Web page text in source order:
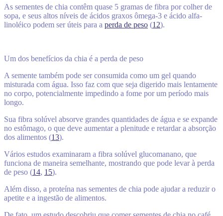
As sementes de chia contêm quase 5 gramas de fibra por colher de
sopa, e seus altos níveis de ácidos graxos ômega-3 e ácido alfa-
linoléico podem ser úteis para a perda de peso (12).
Um dos benefícios da chia é a perda de peso
A semente também pode ser consumida como um gel quando
misturada com água. Isso faz com que seja digerido mais lentamente
no corpo, potencialmente impedindo a fome por um período mais
longo.
Sua fibra solúvel absorve grandes quantidades de água e se expande
no estômago, o que deve aumentar a plenitude e retardar a absorção
dos alimentos (13).
Vários estudos examinaram a fibra solúvel glucomanano, que
funciona de maneira semelhante, mostrando que pode levar à perda
de peso (14, 15).
Além disso, a proteína nas sementes de chia pode ajudar a reduzir o
apetite e a ingestão de alimentos.